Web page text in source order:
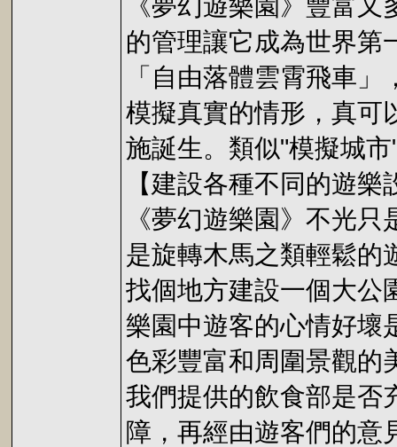
《夢幻遊樂園》豐富
的管理讓它成為世界第
「自由落體雲霄飛車
模擬真實的情形，真可
施誕生。類似"模擬城
【建設各種不同的遊
《夢幻遊樂園》不光
是旋轉木馬之類輕鬆的
找個地方建設一個大公
樂園中遊客的心情好壞
色彩豐富和周圍景觀的
我們提供的飲食部是否
障，再經由遊客們的意